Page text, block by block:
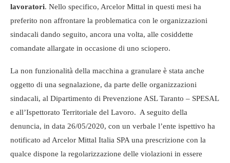
lavoratori. Nello specifico, Arcelor Mittal in questi mesi ha
preferito non affrontare la problematica con le organizzazioni
sindacali dando seguito, ancora una volta, alle cosiddette
comandate allargate in occasione di uno sciopero.
La non funzionalità della macchina a granulare è stata anche
oggetto di una segnalazione, da parte delle organizzazioni
sindacali, al Dipartimento di Prevenzione ASL Taranto – SPESAL
e all’Ispettorato Territoriale del Lavoro. A seguito della
denuncia, in data 26/05/2020, con un verbale l’ente ispettivo ha
notificato ad Arcelor Mittal Italia SPA una prescrizione con la
qualce dispone la regolarizzazione delle violazioni in essere